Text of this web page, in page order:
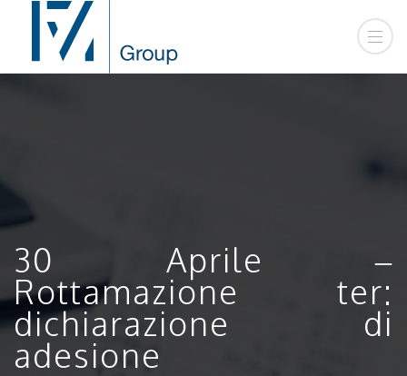
30 Aprile –
Rottamazione ter:
dichiarazione di
adesione